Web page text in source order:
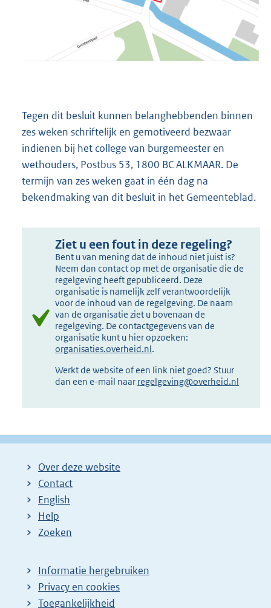
Tegen dit besluit kunnen belanghebbenden binnen
zes weken schriftelijk en gemotiveerd bezwaar
indienen bij het college van burgemeester en
wethouders, Postbus 53, 1800 BC ALKMAAR. De
termijn van zes weken gaat in één dag na
bekendmaking van dit besluit in het Gemeenteblad.
Ziet u een fout in deze regeling?
Bent u van mening dat de inhoud niet juist is?
Neem dan contact op met de organisatie die de
regelgeving heeft gepubliceerd. Deze
organisatie is namelijk zelf verantwoordelijk
voor de inhoud van de regelgeving. De naam
van de organisatie ziet u bovenaan de
regelgeving. De contactgegevens van de
organisatie kunt u hier opzoeken:
organisaties.overheid.nl.
Werkt de website of een link niet goed? Stuur
dan een e-mail naar regelgeving@overheid.nl
Over deze website
Contact
English
Help
Zoeken
Informatie hergebruiken
Privacy en cookies
Toegankelijkheid